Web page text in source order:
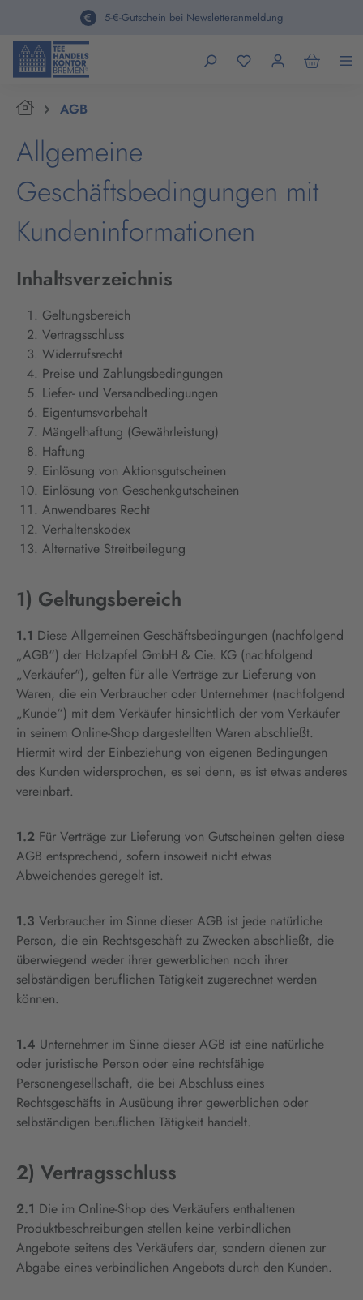
5-€-Gutschein bei Newsletteranmeldung
HomeAGB
Allgemeine
Geschäftsbedingungen mit
Kundeninformationen
Inhaltsverzeichnis
Geltungsbereich
Vertragsschluss
Widerrufsrecht
Preise und Zahlungsbedingungen
Liefer- und Versandbedingungen
Eigentumsvorbehalt
Mängelhaftung (Gewährleistung)
Haftung
Einlösung von Aktionsgutscheinen
Einlösung von Geschenkgutscheinen
Anwendbares Recht
Verhaltenskodex
Alternative Streitbeilegung
1) Geltungsbereich
1.1 Diese Allgemeinen Geschäftsbedingungen (nachfolgend
„AGB“) der Holzapfel GmbH & Cie. KG (nachfolgend
„Verkäufer"), gelten für alle Verträge zur Lieferung von
Waren, die ein Verbraucher oder Unternehmer (nachfolgend
„Kunde“) mit dem Verkäufer hinsichtlich der vom Verkäufer
in seinem Online-Shop dargestellten Waren abschließt.
Hiermit wird der Einbeziehung von eigenen Bedingungen
des Kunden widersprochen, es sei denn, es ist etwas anderes
vereinbart.
1.2 Für Verträge zur Lieferung von Gutscheinen gelten diese
AGB entsprechend, sofern insoweit nicht etwas
Abweichendes geregelt ist.
1.3 Verbraucher im Sinne dieser AGB ist jede natürliche
Person, die ein Rechtsgeschäft zu Zwecken abschließt, die
überwiegend weder ihrer gewerblichen noch ihrer
selbständigen beruflichen Tätigkeit zugerechnet werden
können.
1.4 Unternehmer im Sinne dieser AGB ist eine natürliche
oder juristische Person oder eine rechtsfähige
Personengesellschaft, die bei Abschluss eines
Rechtsgeschäfts in Ausübung ihrer gewerblichen oder
selbständigen beruflichen Tätigkeit handelt.
2) Vertragsschluss
2.1 Die im Online-Shop des Verkäufers enthaltenen
Produktbeschreibungen stellen keine verbindlichen
Angebote seitens des Verkäufers dar, sondern dienen zur
Abgabe eines verbindlichen Angebots durch den Kunden.